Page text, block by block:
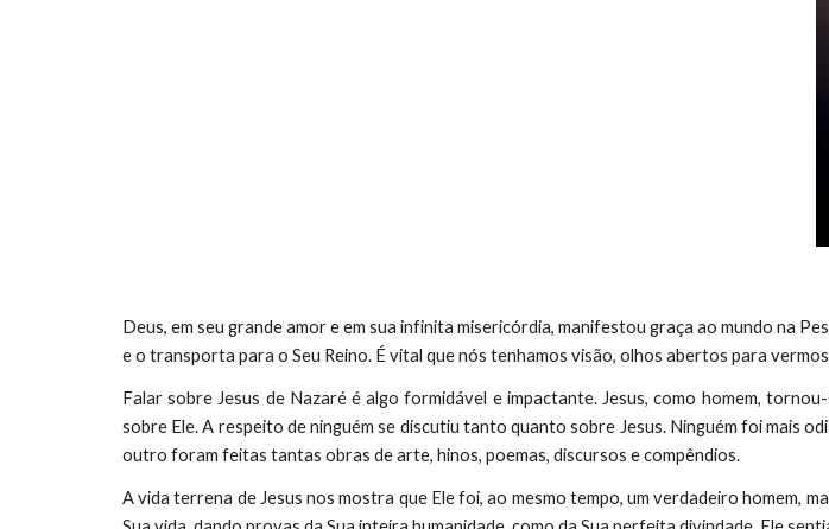
Deus, em seu grande amor e em sua infinita misericórdia, manifestou graça ao mundo na
e o transporta para o Seu Reino. É vital que nós tenhamos visão, olhos abertos para
Falar sobre Jesus de Nazaré é algo formidável e impactante. Jesus, como homem,
sobre Ele. A respeito de ninguém se discutiu tanto quanto sobre Jesus. Ninguém foi mais
outro foram feitas tantas obras de arte, hinos, poemas, discursos e compêndios.
A vida terrena de Jesus nos mostra que Ele foi, ao mesmo tempo, um verdadeiro homem,